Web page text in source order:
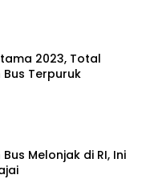
2023, Total
Terpuruk
Melonjak di RI, Ini